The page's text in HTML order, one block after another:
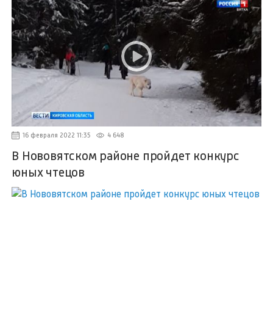
16 февраля 2022 11:35 4 648
В Нововятском районе пройдет конкурс
юных чтецов